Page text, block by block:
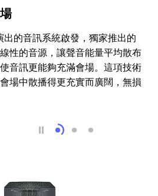
線型擴散器隆重登場
線型擴散器具備的
運作方式
出的音訊系統啟發，獨家推出的
性的音源，讓聲音能量平均散布
音訊更能夠充滿會場。這項技術
場中散播得更充實而廣闊，無損